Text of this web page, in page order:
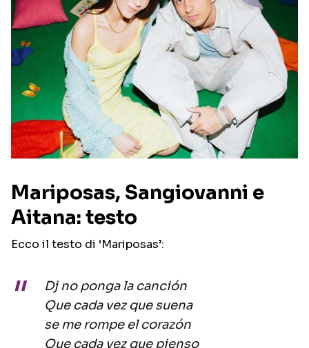
Mariposas, Sangiovanni e
Aitana: testo
Ecco il testo di ‘Mariposas’:
Dj no ponga la canción
Que cada vez que suena
se me rompe el corazón
Que cada vez que pienso